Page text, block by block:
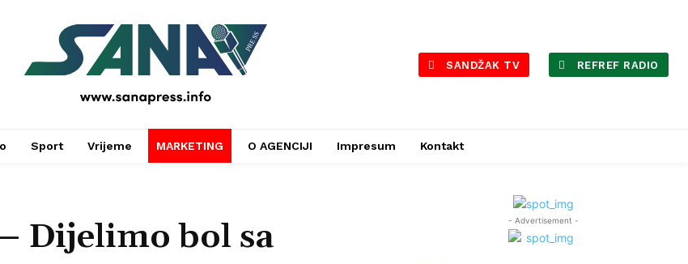
PRESS
SANDŽAK TV REFREF RADIO
Sport Vrijeme MARKETING O AGENCIJI Impresum Kontakt
Dijelimo bol sa
- Advertisement -